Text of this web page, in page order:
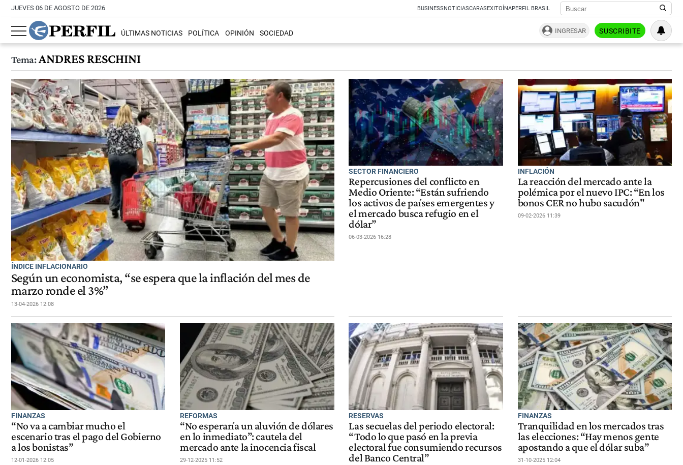
JUEVES 06 DE AGOSTO DE 2026 BUSINESSNOTICIASCARASEXITOÍNAPERFIL BRASIL
ÚLTIMAS NOTICIAS POLÍTICA OPINIÓN SOCIEDAD INGRESAR SUSCRIBITE
Tema:ANDRES RESCHINI
ÍNDICE INFLACIONARIO
Según un economista, “se espera que la inflación del mes de
marzo ronde el 3%”
13-04-2026 12:08
SECTOR FINANCIERO
Repercusiones del conflicto en
Medio Oriente: “Están sufriendo
los activos de países emergentes y
el mercado busca refugio en el
dólar”
06-03-2026 16:28
INFLACIÓN
La reacción del mercado ante la
polémica por el nuevo IPC: “En los
bonos CER no hubo sacudón"
09-02-2026 11:39
FINANZAS
“No va a cambiar mucho el
escenario tras el pago del Gobierno
a los bonistas”
12-01-2026 12:05
REFORMAS
“No esperaría un aluvión de dólares
en lo inmediato”: cautela del
mercado ante la inocencia fiscal
29-12-2025 11:52
RESERVAS
Las secuelas del periodo electoral:
“Todo lo que pasó en la previa
electoral fue consumiendo recursos
del Banco Central”
FINANZAS
Tranquilidad en los mercados tras
las elecciones: “Hay menos gente
apostando a que el dólar suba”
31-10-2025 12:04